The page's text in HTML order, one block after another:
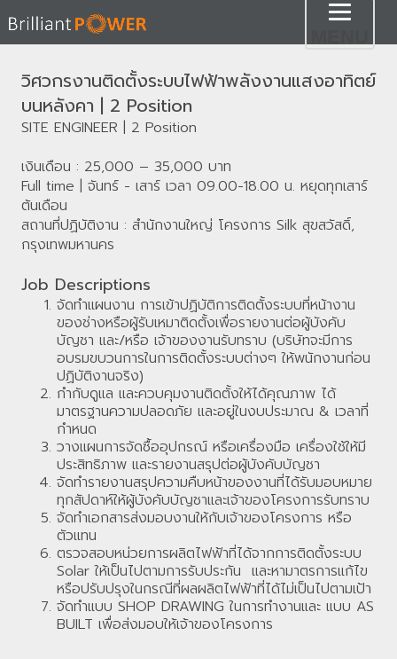
วิศวกรงานติดตั้งระบบไฟฟ้าพลังงานแสงอาทิตย์
บนหลังคา | 2 Position
SITE ENGINEER | 2 Position
เงินเดือน : 25,000 – 35,000 บาท
Full time | จันทร์ - เสาร์ เวลา 09.00-18.00 น. หยุดทุกเสาร์
ต้นเดือน
สถานที่ปฏิบัติงาน : สำนักงานใหญ่ โครงการ Silk สุขสวัสดิ์,
กรุงเทพมหานคร
Job Descriptions
จัดทำแผนงาน การเข้าปฏิบัติการติดตั้งระบบที่หน้างาน
ของช่างหรือผู้รับเหมาติดตั้งเพื่อรายงานต่อผู้บังคับ
บัญชา และ/หรือ เจ้าของงานรับทราบ (บริษัทจะมีการ
อบรมขบวนการในการติดตั้งระบบต่างๆ ให้พนักงานก่อน
ปฏิบัติงานจริง)
กำกับดูแล และควบคุมงานติดตั้งให้ได้คุณภาพ ได้
มาตรฐานความปลอดภัย และอยู่ในงบประมาณ & เวลาที่
กำหนด
วางแผนการจัดซื้ออุปกรณ์ หรือเครื่องมือ เครื่องใช้ให้มี
ประสิทธิภาพ และรายงานสรุปต่อผู้บังคับบัญชา
จัดทำรายงานสรุปความคืบหน้าของงานที่ได้รับมอบหมาย
ทุกสัปดาห์ให้ผู้บังคับบัญชาและเจ้าของโครงการรับทราบ
จัดทำเอกสารส่งมอบงานให้กับเจ้าของโครงการ หรือ
ตัวแทน
ตรวจสอบหน่วยการผลิตไฟฟ้าที่ได้จากการติดตั้งระบบ
Solar ให้เป็นไปตามการรับประกัน และหามาตรการแก้ไข
หรือปรับปรุงในกรณีที่ผลผลิตไฟฟ้าที่ได้ไม่เป็นไปตามเป้า
จัดทำแบบ SHOP DRAWING ในการทำงานและ แบบ AS
BUILT เพื่อส่งมอบให้เจ้าของโครงการ